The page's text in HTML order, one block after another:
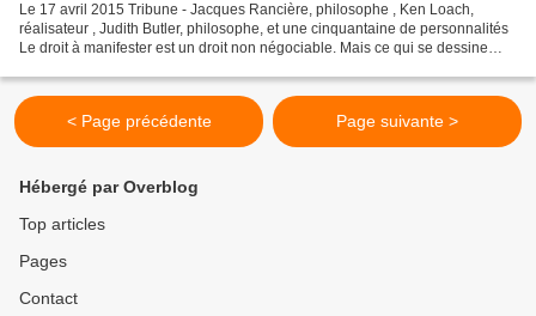
Le 17 avril 2015 Tribune - Jacques Rancière, philosophe , Ken Loach,
réalisateur , Judith Butler, philosophe, et une cinquantaine de personnalités
Le droit à manifester est un droit non négociable. Mais ce qui se dessine
< Page précédente Page suivante >
Hébergé par Overblog
Top articles
Pages
Contact